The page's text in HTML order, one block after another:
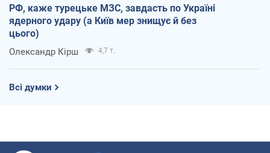
РФ, каже турецьке МЗС, завдасть по Україні
ядерного удару (а Київ мер знищує й без
цього)
Олександр Кірш 4,7 т.
Всі думки